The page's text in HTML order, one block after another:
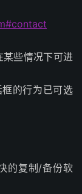
些情况下可进
的行为已可选
的复制/备份软